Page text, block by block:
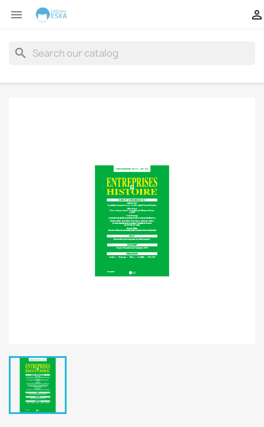
 
search